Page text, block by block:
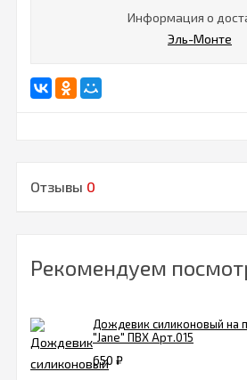
Информация о
Эль-Монте
Отзывы 0
Рекомендуем
Дождевик силиконовый на
"Jane" ПВХ Арт.015
650 ₽